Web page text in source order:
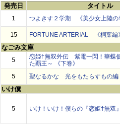
発売日 タイトル
1 つよきす２学期 《美少女上陸の
15 FORTUNE ARTERIAL 《桐葉編
なごみ文庫
5
恋姫†無双外伝 紫電一閃！華蝶
た覇王～ 《下巻》
5
聖なるかな 光をもたらすもの編
いけ僕
5 いけ！いけ！僕らの『恋姫†無双